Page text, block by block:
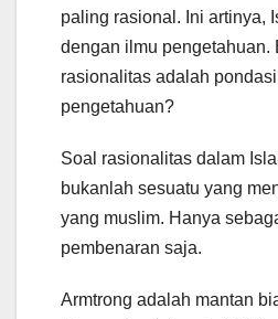
paling rasional. Ini artinya,
dengan ilmu pengetahuan.
rasionalitas adalah
pengetahuan?
Soal rasionalitas dalam
bukanlah sesuatu yang
yang muslim. Hanya
pembenaran saja.
Armtrong adalah mantan